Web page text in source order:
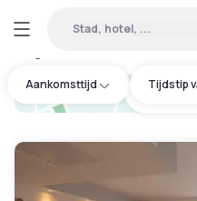
Stad, hotel, ...
Aankomsttijd Tijdstip